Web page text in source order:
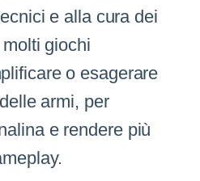
e alla cura dei
giochi
o esagerare
armi, per
e rendere più